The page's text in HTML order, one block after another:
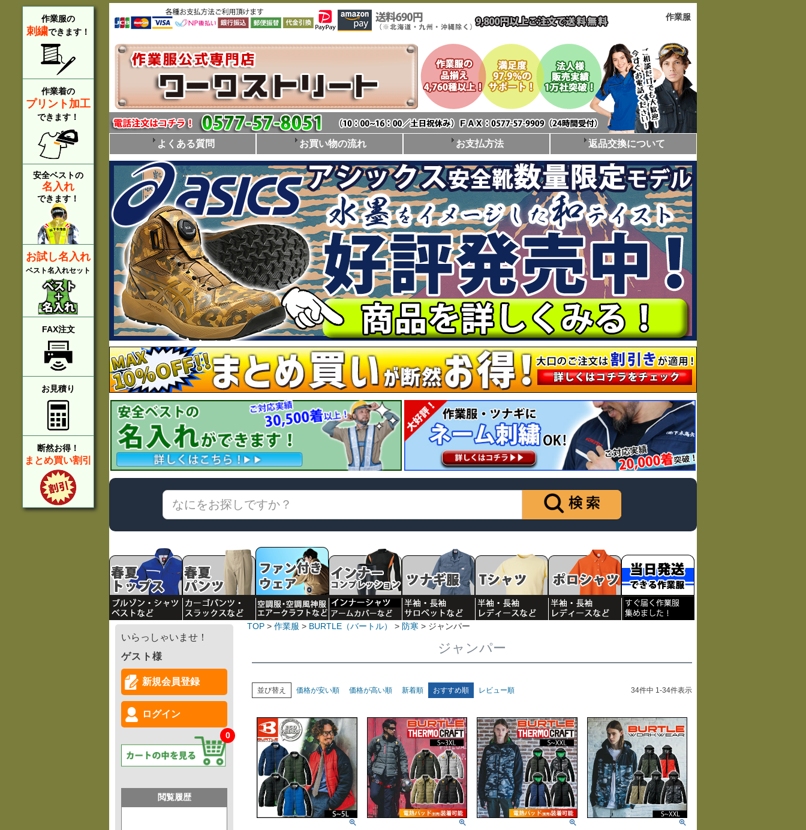
作業服の
刺繍できます！
作業着の
プリント加工
できます！
安全ベストの
名入れ
できます！
お試し名入れ
ベスト名入れセット
FAX注文
お見積り
断然お得！
まとめ買い割引
作業服
よくある質問 お買い物の流れ お支払方法 返品交換について
いらっしゃいませ！
ゲスト様
新規会員登録
ログイン
0
閲覧履歴
TOP 作業服 BURTLE（バートル） 防寒 ジャンパー
ジャンパー
並び替え 価格が安い順 価格が高い順 新着順 おすすめ順 レビュー順 34件中 1-34件表示